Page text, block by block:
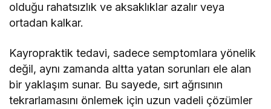
olduğu rahatsızlık ve aksaklıklar azalır veya
ortadan kalkar.
Kayropraktik tedavi, sadece semptomlara yönelik
değil, aynı zamanda altta yatan sorunları ele alan
bir yaklaşım sunar. Bu sayede, sırt ağrısının
tekrarlamasını önlemek için uzun vadeli çözümler